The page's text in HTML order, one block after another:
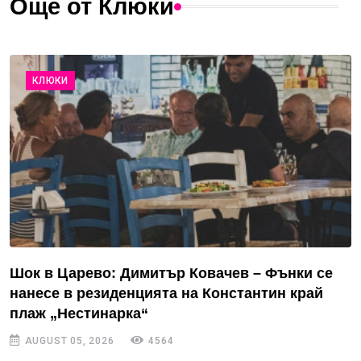
Още от Клюки
КЛЮКИ
Шок в Царево: Димитър Ковачев – Фънки се
нанесе в резиденцията на Константин край
плаж „Нестинарка“
AUGUST 05, 2026 4564